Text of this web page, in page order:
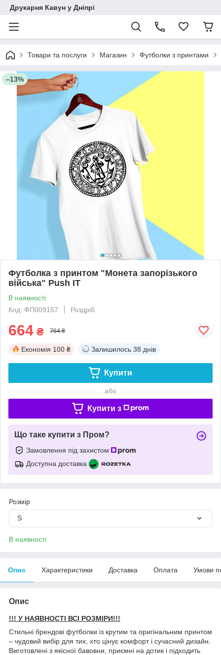
Друкарня Кавун у Дніпрі
Товари та послуги Магазин Футболки з принтами
–13%
Футболка з принтом "Монета запорізького
війська" Push IT
В наявності
Код: ФП009157
Роздріб
664 ₴ 764 ₴
Економія 100 ₴ Залишилось 38 днів
Купити
або
Купити з
Що таке купити з Пром?
Замовлення під захистом
Доступна доставка
Розмір
S
В наявності
Опис Характеристики Доставка Оплата Умови
Опис
!!! У НАЯВНОСТІ ВСІ РОЗМІРИ!!!
Стильні брендові футболки із крутим та оригінальним принтом
– чудовий вибір для тих, хто цінує комфорт і сучасний дизайн.
Виготовлені з якісної бавовни, приємні на дотик і підходить